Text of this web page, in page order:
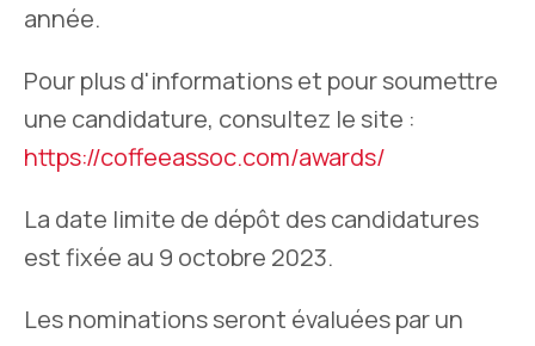
année.
Pour plus d'informations et pour soumettre
une candidature, consultez le site :
https://coffeeassoc.com/awards/
La date limite de dépôt des candidatures
est fixée au 9 octobre 2023.
Les nominations seront évaluées par un